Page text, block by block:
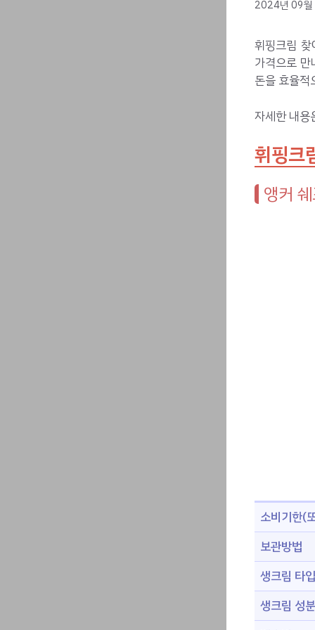
2024년 09월
휘핑크림
가격으로
돈을 효율적
자세한 내용
휘핑크
앵커
소비기한(
보관방법
생크림 타입
생크림 성분